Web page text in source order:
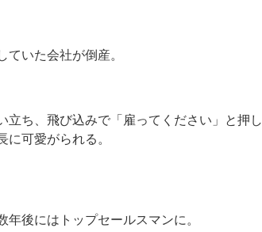
いた会社が倒産。
立ち、飛び込みで「雇ってください」と押し
可愛がられる。
後にはトップセールスマンに。